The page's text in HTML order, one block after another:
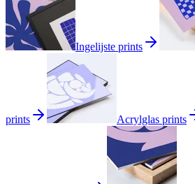
Ingelijste prints
prints Acrylglas prints